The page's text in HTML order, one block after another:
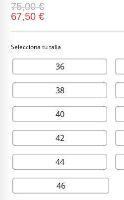
75,00€
67,50€
36
38
40
42
44
46